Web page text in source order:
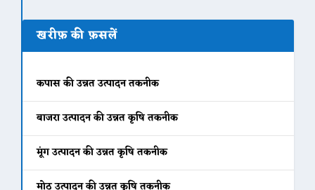
खरीफ़ की फ़सलें
कपास की उन्नत उत्पादन तकनीक
बाजरा उत्पादन की उन्नत कृषि तकनीक
मूंग उत्पादन की उन्नत कृषि तकनीक